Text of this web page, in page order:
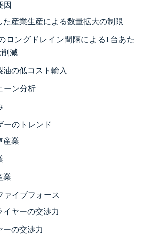
因
た産業生産による数量拡大の制限
ロングドレイン間隔による1台あた
削減
油の低コスト輸入
ーン分析
ーのトレンド
産業
業
ァイブフォース
イヤーの交渉力
ーの交渉力